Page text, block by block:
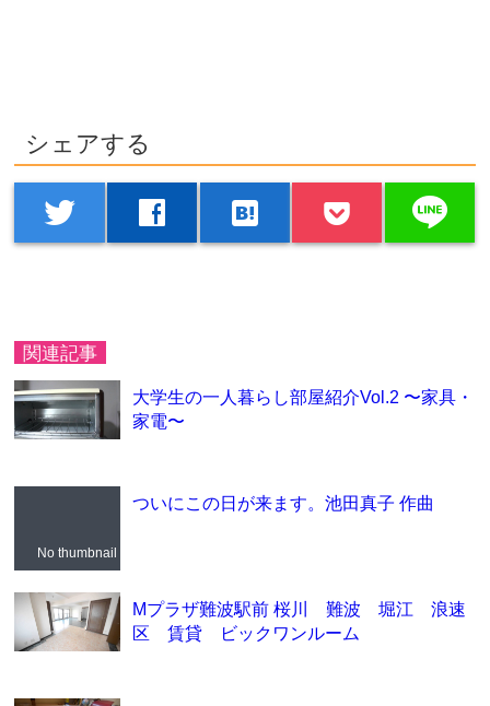
シェアする
twitter facebook hatenabookmark line
関連記事
大学生の一人暮らし部屋紹介Vol.2 〜家具・
家電〜
No thumbnail
ついにこの日が来ます。池田真子 作曲
Mプラザ難波駅前 桜川 難波 堀江 浪速
区 賃貸 ビックワンルーム